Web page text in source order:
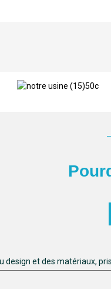
design et des matériaux,